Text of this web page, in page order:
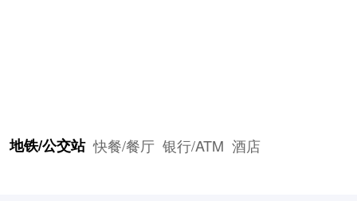
地铁/公交站 快餐/餐厅 银行/ATM 酒店